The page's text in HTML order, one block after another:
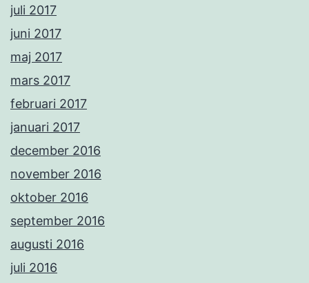
juli 2017
juni 2017
maj 2017
mars 2017
februari 2017
januari 2017
december 2016
november 2016
oktober 2016
september 2016
augusti 2016
juli 2016